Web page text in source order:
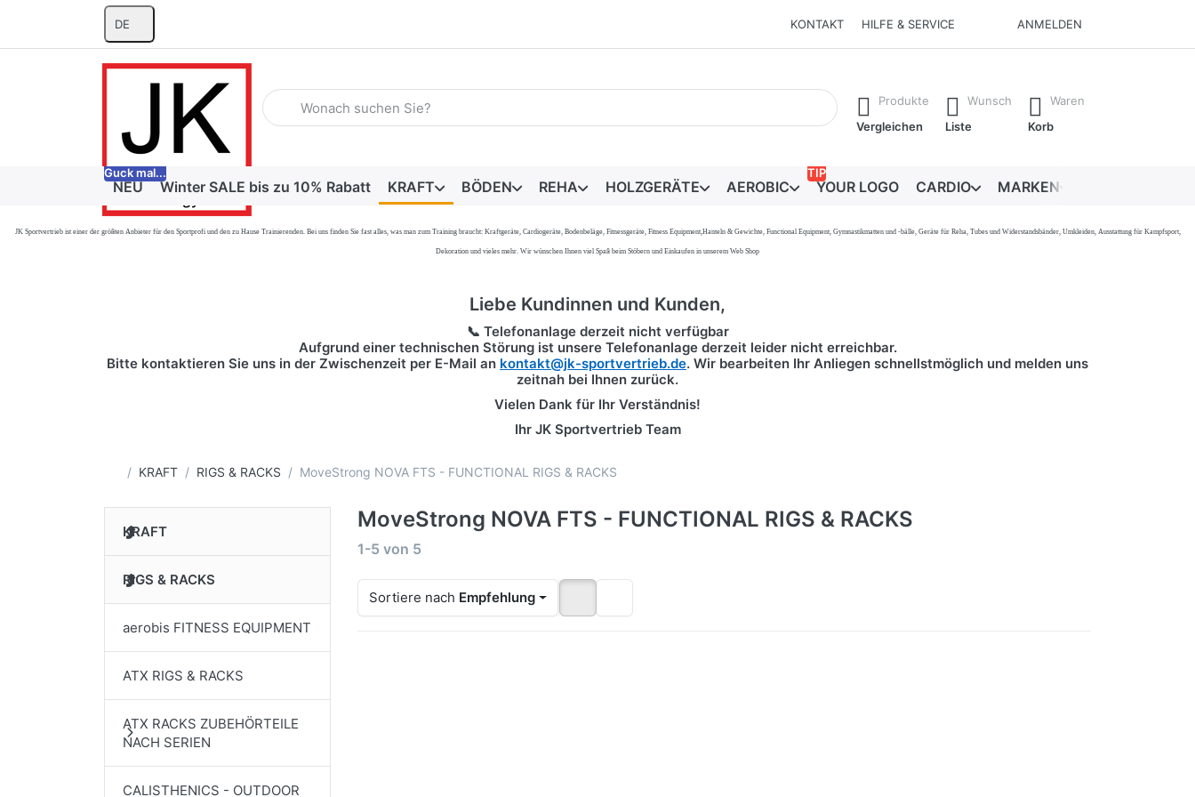
DE KONTAKT HILFE & SERVICE ANMELDEN
Geben Sie einen Suchbegriff ein. Während Sie tippen, erscheinen automatisch erste Ergebnisse. Drücken Sie die Eingabetaste, um alle Ergebnisse
Produkte
Vergleichen
Wunsch
Liste
Waren
Korb
NEU
Guck mal...
Winter SALE bis zu 10% Rabatt KRAFT BÖDEN REHA HOLZGERÄTE AEROBIC YOUR LOGO
TIP
CARDIO MARKEN
JK Sportvertrieb ist einer der größten Anbieter für den Sportprofi und den zu Hause Trainierenden. Bei uns finden Sie fast alles, was man zum Training braucht: Kraftgeräte, Cardiogeräte, Bodenbeläge, Fitnessgeräte, Fitness Equipment,Hanteln & Gewichte, Functional Equipment, Gymnastikmatten und -bälle, Geräte für Reha, Tubes und Widerstandsbänder, Umkleiden, Ausstattung für Kampfsport,
Dekoration und vieles mehr. Wir wünschen Ihnen viel Spaß beim Stöbern und Einkaufen in unserem Web Shop
Liebe Kundinnen und Kunden,
📞 Telefonanlage derzeit nicht verfügbar
Aufgrund einer technischen Störung ist unsere Telefonanlage derzeit leider nicht erreichbar.
Bitte kontaktieren Sie uns in der Zwischenzeit per E-Mail an kontakt@jk-sportvertrieb.de. Wir bearbeiten Ihr Anliegen schnellstmöglich und melden uns
zeitnah bei Ihnen zurück.
Vielen Dank für Ihr Verständnis!
Ihr JK Sportvertrieb Team
Startseite
KRAFT RIGS & RACKS MoveStrong NOVA FTS - FUNCTIONAL RIGS & RACKS
KRAFT
RIGS & RACKS
aerobis FITNESS EQUIPMENT
ATX RIGS & RACKS
ATX RACKS ZUBEHÖRTEILE
NACH SERIEN
CALISTHENICS - OUTDOOR
MoveStrong NOVA FTS - FUNCTIONAL RIGS & RACKS
Suchergebnisse:
1-5 von 5
Sortiere nach Empfehlung